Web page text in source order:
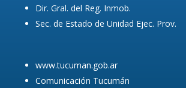
Dir. Gral. del Reg. Inmob.
Sec. de Estado de Unidad Ejec. Prov.
www.tucuman.gob.ar
Comunicación Tucumán